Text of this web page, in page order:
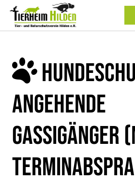
ANGEHENDE
GASSIGÄNGER